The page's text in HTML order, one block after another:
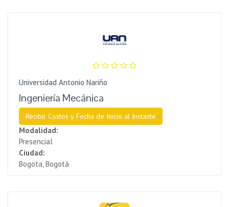
Universidad Antonio Nariño
Ingeniería Mecánica
Recibir Costos y Fecha de Inicio al Instante
Modalidad:
Presencial
Ciudad:
Bogota, Bogotá